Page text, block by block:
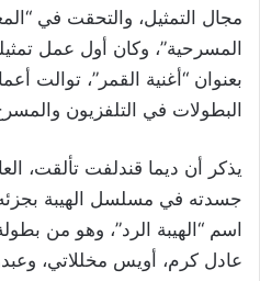
مجال التمثيل، والتحقت في
المسرحية”، وكان أول عمل
بعنوان “أغنية القمر”، توالت
البطولات في التلفزيون
يذكر أن ديما قندلفت تألقت،
جسدته في مسلسل الهيبة بجزئه
اسم “الهيبة الرد”، وهو من
عادل كرم، أويس مخللاتي،